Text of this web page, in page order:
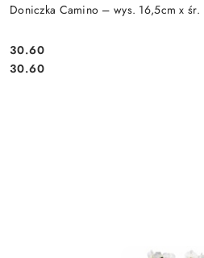
Doniczka Camino – wys. 16,5cm x
Cena:
30.60
Cena:
30.60